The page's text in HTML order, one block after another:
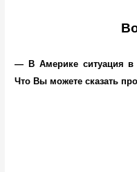
— В Америке ситуация в
Что Вы можете сказать